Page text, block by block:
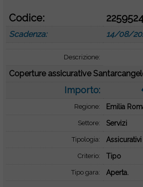
Codice:
Scadenza: 14/08/
Descrizione:
Coperture assicurative
Importo:
Regione: Emilia
Settore: Servizi
Tipologia: Assicurativi
Criterio: Tipo
Tipo gara: Aperta.